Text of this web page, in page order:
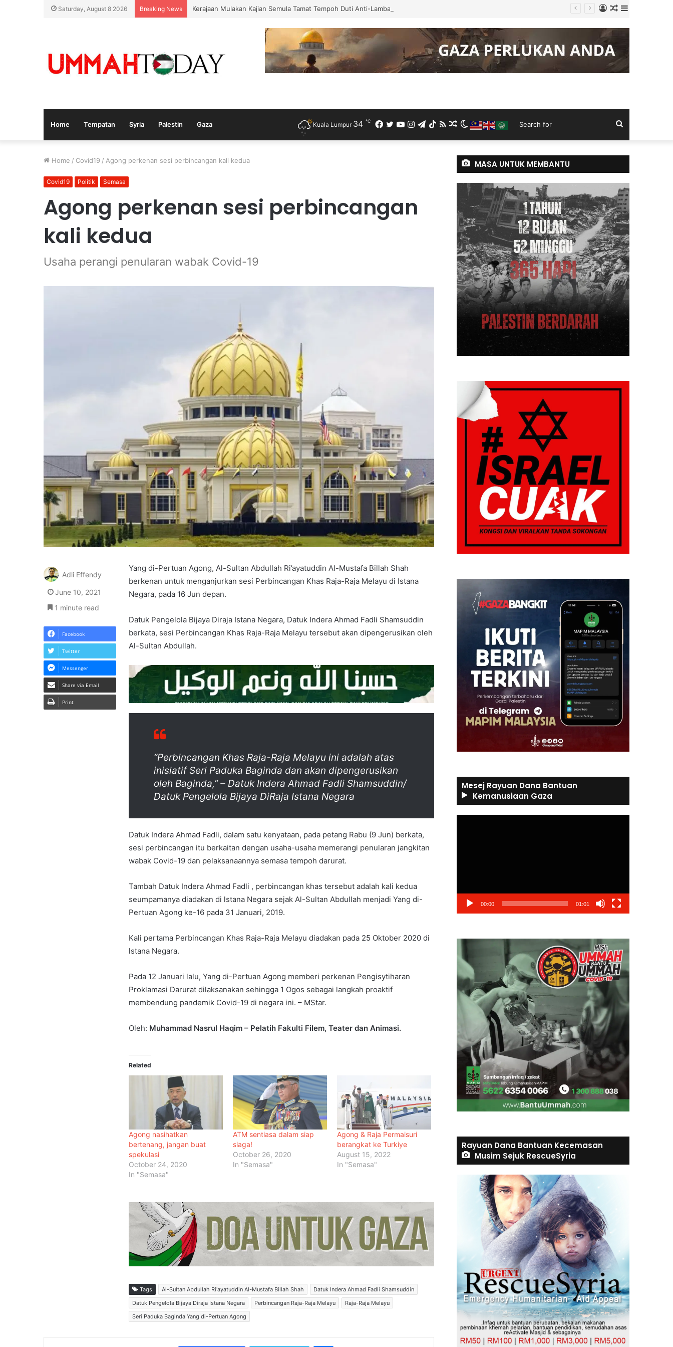
Saturday, August 8 2026 Breaking News Kerajaan Mulakan Kajian Semula Tamat Tempoh Duti Anti-Lambakan Import Gegelung Keluli China, Vietnam
Random
Article
Log
In
Home Tempatan Syria Palestin Gaza
for
Switch
skin
Random
Article
RSS
TikTok
Telegram
Instagram
YouTube
Twitter
Facebook
Kuala Lumpur 34 ℃
Home / Covid19 / Agong perkenan sesi perbincangan kali kedua
Covid19 Politik Semasa
Agong perkenan sesi perbincangan
kali kedua
Usaha perangi penularan wabak Covid-19
Yang di-Pertuan Agong, Al-Sultan Abdullah Ri’ayatuddin Al-Mustafa Billah Shah
berkenan untuk menganjurkan sesi Perbincangan Khas Raja-Raja Melayu di Istana
Negara, pada 16 Jun depan.
Datuk Pengelola Bijaya Diraja Istana Negara, Datuk Indera Ahmad Fadli Shamsuddin
berkata, sesi Perbincangan Khas Raja-Raja Melayu tersebut akan dipengerusikan oleh
Al-Sultan Abdullah.
“Perbincangan Khas Raja-Raja Melayu ini adalah atas
inisiatif Seri Paduka Baginda dan akan dipengerusikan
oleh Baginda,” – Datuk Indera Ahmad Fadli Shamsuddin/
Datuk Pengelola Bijaya DiRaja Istana Negara
Datuk Indera Ahmad Fadli, dalam satu kenyataan, pada petang Rabu (9 Jun) berkata,
sesi perbincangan itu berkaitan dengan usaha-usaha memerangi penularan jangkitan
wabak Covid-19 dan pelaksanaannya semasa tempoh darurat.
Tambah Datuk Indera Ahmad Fadli , perbincangan khas tersebut adalah kali kedua
seumpamanya diadakan di lstana Negara sejak Al-Sultan Abdullah menjadi Yang di-
Pertuan Agong ke-16 pada 31 Januari, 2019.
Kali pertama Perbincangan Khas Raja-Raja Melayu diadakan pada 25 Oktober 2020 di
lstana Negara.
Pada 12 Januari lalu, Yang di-Pertuan Agong memberi perkenan Pengisytiharan
Proklamasi Darurat dilaksanakan sehingga 1 Ogos sebagai langkah proaktif
membendung pandemik Covid-19 di negara ini. – MStar.
Oleh: Muhammad Nasrul Haqim – Pelatih Fakulti Filem, Teater dan Animasi.
Related
Agong nasihatkan
bertenang, jangan buat
spekulasi
October 24, 2020
In "Semasa"
ATM sentiasa dalam siap
siaga!
October 26, 2020
In "Semasa"
Agong & Raja Permaisuri
berangkat ke Turkiye
August 15, 2022
In "Semasa"
Tags Al-Sultan Abdullah Ri'ayatuddin Al-Mustafa Billah Shah
Datuk Indera Ahmad Fadli Shamsuddin
Datuk Pengelola Bijaya Diraja Istana Negara
Perbincangan Raja-Raja Melayu
Raja-Raja Melayu
Seri Paduka Baginda Yang di-Pertuan Agong
Adli Effendy
June 10, 2021
1 minute read
Facebook
Twitter
Messenger
Share via Email
Print
Malaysia Dipilih Jadi Tuan Rumah
Kongres Farmasi Dunia 2027
Kerjasama Pertanian dan
Keterjaminan Makanan
MASA UNTUK MEMBANTU
Mesej Rayuan Dana Bantuan
Kemanusiaan Gaza
00:00 01:01
Rayuan Dana Bantuan Kecemasan
Musim Sejuk RescueSyria